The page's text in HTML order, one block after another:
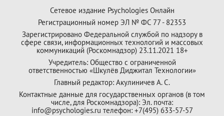
Сетевое издание Psychologies Онлайн
Регистрационный номер ЭЛ № ФС 77 - 82353
Зарегистрировано Федеральной службой по надзору в
сфере связи, информационных технологий и массовых
коммуникаций (Роскомнадзор) 23.11.2021 18+
Учредитель: Общество с ограниченной
ответственностью «Шкулёв Диджитал Технологии»
Главный редактор: Акулиничев А. С.
Контактные данные для государственных органов (в том
числе, для Роскомнадзора): Эл. почта:
info@psychologies.ru телефон: +7(495) 633-57-57